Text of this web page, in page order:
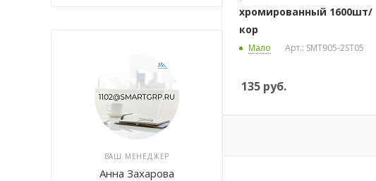
хромированный 1600шт/
кор
Мало Арт.: SMT905-2ST05
135 руб.
ВАШ МЕНЕДЖЕР
Анна Захарова